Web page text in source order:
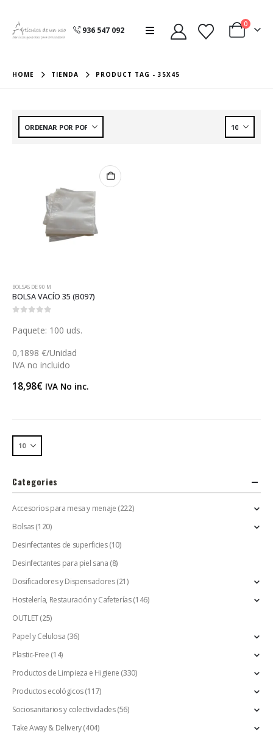
936 547 092
0
HOME TIENDA PRODUCT TAG -35X45
BOLSAS DE 90 Μ
BOLSA VACÍO 35 (B097)
Paquete: 100 uds.
0,1898 €/Unidad
IVA no incluido
18,98€ IVA No inc.
Categories
Accesorios para mesa y menaje (222)
Bolsas(120)
Desinfectantes de superficies (10)
Desinfectantes para piel sana (8)
Dosificadores y Dispensadores (21)
Hostelería, Restauración y Cafeterías(146)
OUTLET(25)
Papel y Celulosa (36)
Plastic-Free (14)
Productos de Limpieza e Higiene (330)
Productos ecológicos(117)
Sociosanitarios y colectividades (56)
Take Away & Delivery(404)